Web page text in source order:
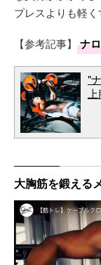
プレスよりも軽く
【参考記事】 ナ
"
大胸筋を鍛える